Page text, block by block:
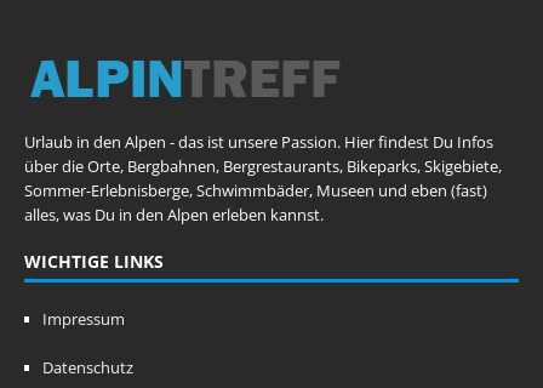
Urlaub in den Alpen - das ist unsere Passion. Hier findest Du Infos
über die Orte, Bergbahnen, Bergrestaurants, Bikeparks, Skigebiete,
Sommer-Erlebnisberge, Schwimmbäder, Museen und eben (fast)
alles, was Du in den Alpen erleben kannst.
WICHTIGE LINKS
Impressum
Datenschutz